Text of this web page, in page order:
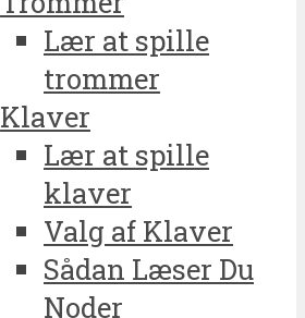
Lær at spille
trommer
Klaver
Lær at spille
klaver
Valg af Klaver
Sådan Læser Du
Noder